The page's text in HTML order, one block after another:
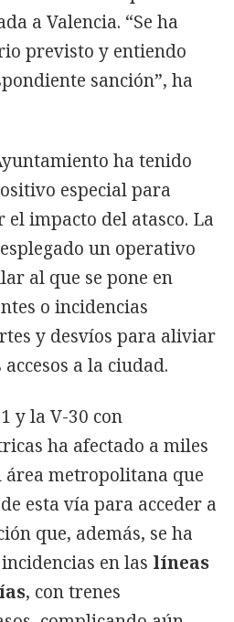
a Valencia. “Se ha
previsto y entiendo
sanción”, ha
ha tenido
especial para
impacto del atasco. La
un operativo
al que se pone en
o incidencias
y desvíos para aliviar
a la ciudad.
y la V-30 con
ha afectado a miles
metropolitana que
esta vía para acceder a
que, además, se ha
en las líneas
, con trenes